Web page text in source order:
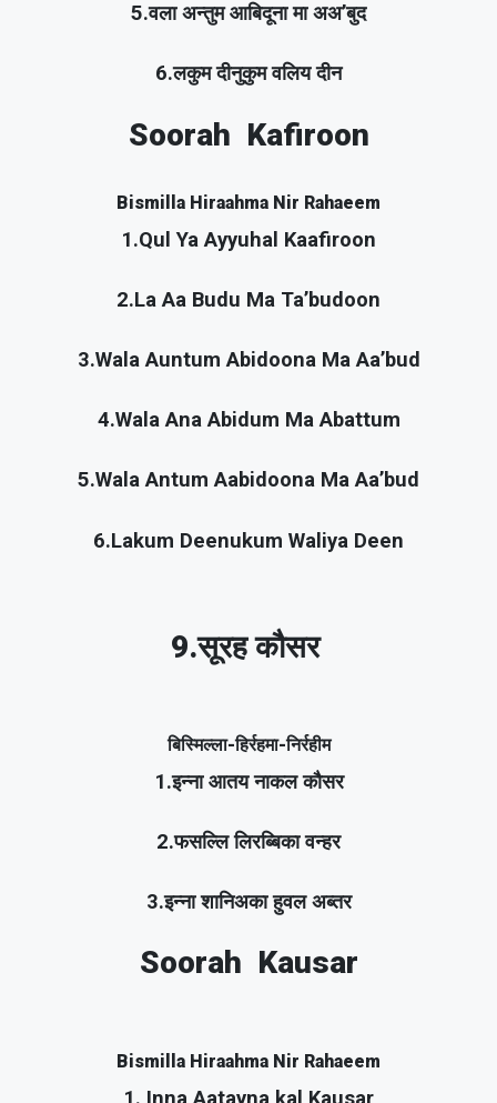
5.वला अन्तुम आबिदूना मा अअ’बुद
6.लकुम दीनुकुम वलिय दीन
Soorah Kafiroon
Bismilla Hiraahma Nir Rahaeem
1.Qul Ya Ayyuhal Kaafiroon
2.La Aa Budu Ma Ta’budoon
3.Wala Auntum Abidoona Ma Aa’bud
4.Wala Ana Abidum Ma Abattum
5.Wala Antum Aabidoona Ma Aa’bud
6.Lakum Deenukum Waliya Deen
9.सूरह कौसर
बिस्मिल्ला-हिर्रहमा-निर्रहीम
1.इन्ना आतय नाकल कौसर
2.फसल्लि लिरब्बिका वन्हर
3.इन्ना शानिअका हुवल अब्तर
Soorah Kausar
Bismilla Hiraahma Nir Rahaeem
1. Inna Aatayna kal Kausar